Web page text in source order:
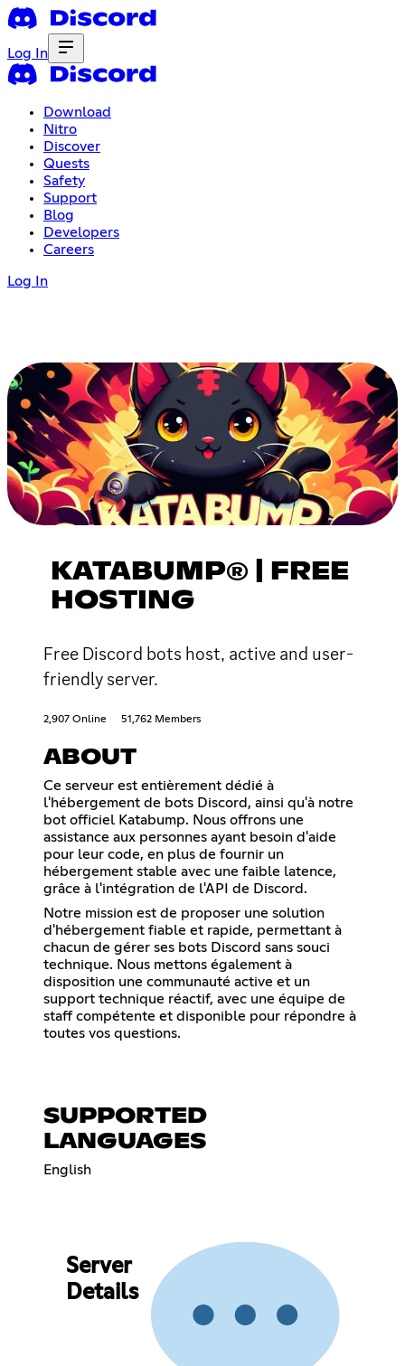
Log In
Download
Nitro
Discover
Quests
Safety
Support
Blog
Developers
Careers
Log In
KATABUMP® | FREE
HOSTING
Free Discord bots host, active and user-
friendly server.
2,907 Online 51,762 Members
ABOUT
Ce serveur est entièrement dédié à
l'hébergement de bots Discord, ainsi qu'à notre
bot officiel Katabump. Nous offrons une
assistance aux personnes ayant besoin d'aide
pour leur code, en plus de fournir un
hébergement stable avec une faible latence,
grâce à l'intégration de l'API de Discord.
Notre mission est de proposer une solution
d'hébergement fiable et rapide, permettant à
chacun de gérer ses bots Discord sans souci
technique. Nous mettons également à
disposition une communauté active et un
support technique réactif, avec une équipe de
staff compétente et disponible pour répondre à
toutes vos questions.
SUPPORTED
LANGUAGES
English
Server
Details